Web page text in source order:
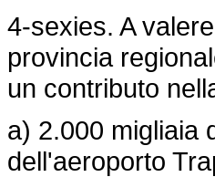
4-sexies. A
provincia
un contributo
a) 2.000 migliaia
dell'aeroporto